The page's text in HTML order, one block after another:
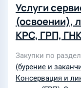
Услуги
(освоении),
КРС, ГРП,
освоении и
Закупки по
(бурение и
Консервация и